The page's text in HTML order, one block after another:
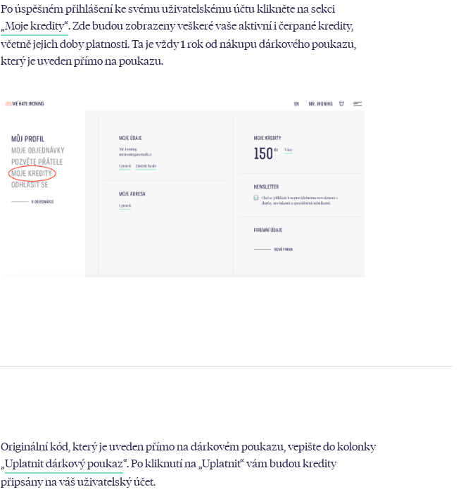
Po úspěšném přihlášení ke svému uživatelskému účtu klikněte na sekci
„Moje kredity“. Zde budou zobrazeny veškeré vaše aktivní i čerpané kredity,
včetně jejich doby platnosti. Ta je vždy 1 rok od nákupu dárkového poukazu,
který je uveden přímo na poukazu.
Originální kód, který je uveden přímo na dárkovém poukazu, vepište do kolonky
„Uplatnit dárkový poukaz“. Po kliknutí na „Uplatnit“ vám budou kredity
připsány na váš uživatelský účet.